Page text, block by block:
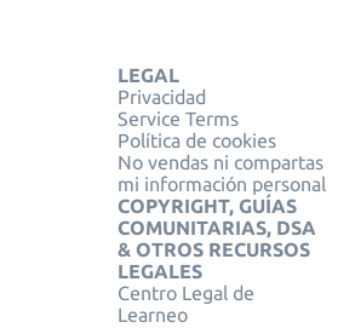
LEGAL
Privacidad
Service Terms
Política de cookies
No vendas ni compartas
mi información personal
COPYRIGHT, GUÍAS
COMUNITARIAS, DSA
& OTROS RECURSOS
LEGALES
Centro Legal de
Learneo